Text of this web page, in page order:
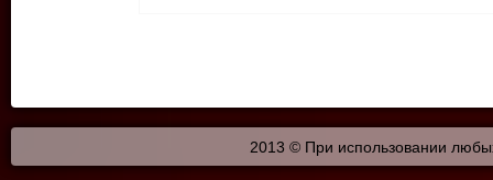
2013 © При использовании